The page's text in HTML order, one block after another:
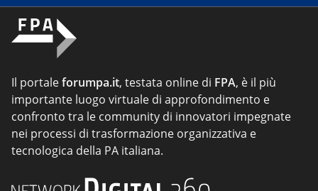
Il portaleforumpa.it, testata online di FPA, è il più
importante luogo virtuale di approfondimento e
confronto tra le community di innovatori impegnate
nei processi di trasformazione organizzativa e
tecnologica della PA italiana.